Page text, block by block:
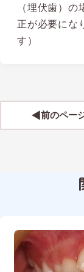
（埋伏歯）
正が必要にな
す）
前のペー